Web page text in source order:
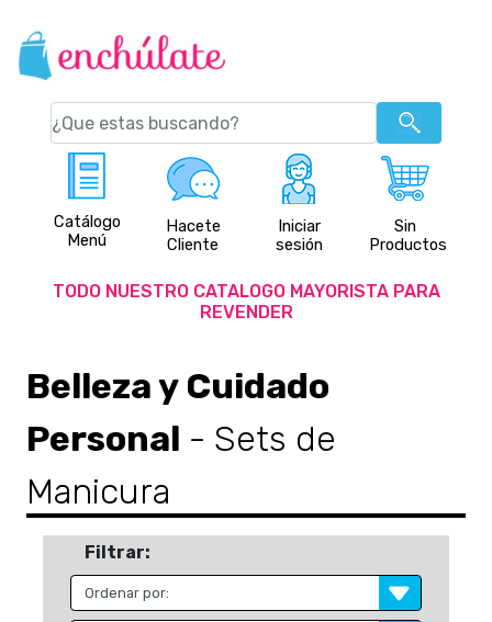
Catálogo
Menú
Hacete
Cliente
Iniciar
sesión
Sin
Productos
TODO NUESTRO CATALOGO MAYORISTA PARA
REVENDER
Belleza y Cuidado
Personal - Sets de
Manicura
Filtrar: